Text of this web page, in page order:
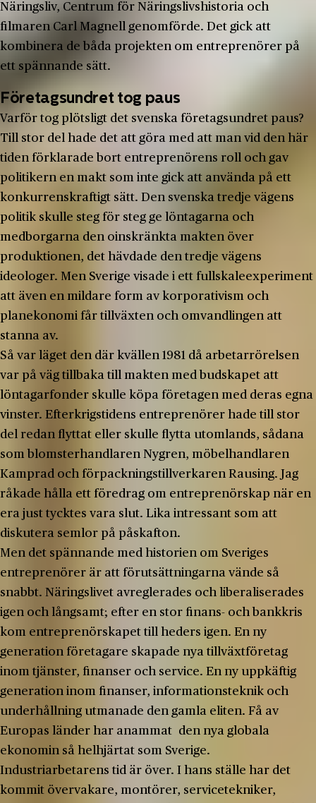
Näringsliv, Centrum för Näringslivshistoria och
filmaren Carl Magnell genomförde. Det gick att
kombinera de båda projekten om entreprenörer på
ett spännande sätt.
Företagsundret tog paus
Varför tog plötsligt det svenska företagsundret paus?
Till stor del hade det att göra med att man vid den här
tiden förklarade bort entreprenörens roll och gav
politikern en makt som inte gick att använda på ett
konkurrenskraftigt sätt. Den svenska tredje vägens
politik skulle steg för steg ge löntagarna och
medborgarna den oinskränkta makten över
produktionen, det hävdade den tredje vägens
ideologer. Men Sverige visade i ett fullskaleexperiment
att även en mildare form av korporativism och
planekonomi får tillväxten och omvandlingen att
stanna av.
Så var läget den där kvällen 1981 då arbetarrörelsen
var på väg tillbaka till makten med budskapet att
löntagarfonder skulle köpa företagen med deras egna
vinster. Efterkrigstidens entreprenörer hade till stor
del redan flyttat eller skulle flytta utomlands, sådana
som blomsterhandlaren Nygren, möbelhandlaren
Kamprad och förpackningstillverkaren Rausing. Jag
råkade hålla ett föredrag om entreprenörskap när en
era just tycktes vara slut. Lika intressant som att
diskutera semlor på påskafton.
Men det spännande med historien om Sveriges
entreprenörer är att förutsättningarna vände så
snabbt. Näringslivet avreglerades och liberaliserades
igen och långsamt; efter en stor finans- och bankkris
kom entreprenörskapet till heders igen. En ny
generation företagare skapade nya tillväxtföretag
inom tjänster, finanser och service. En ny uppkäftig
generation inom finanser, informationsteknik och
underhållning utmanade den gamla eliten. Få av
Europas länder har anammat den nya globala
ekonomin så helhjärtat som Sverige.
Industriarbetarens tid är över. I hans ställe har det
kommit övervakare, montörer, servicetekniker,